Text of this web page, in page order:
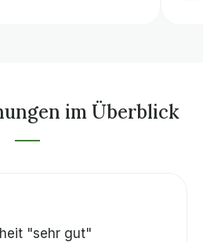
im Überblick
"sehr gut"